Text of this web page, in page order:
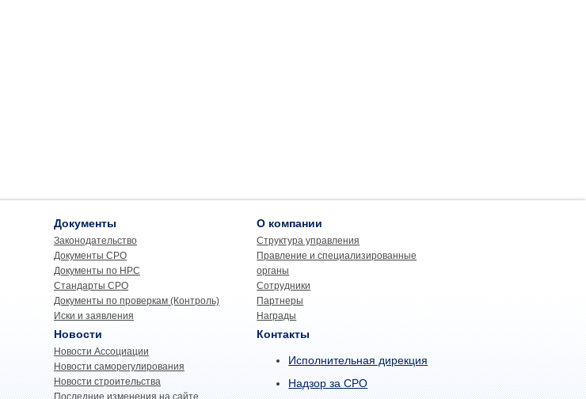
Документы
Законодательство
Документы СРО
Документы по НРС
Стандарты СРО
Документы по проверкам (Контроль)
Иски и заявления
Новости
Новости Ассоциации
Новости саморегулирования
Новости строительства
Последние изменения на сайте
О компании
Структура управления
Правление и специализированные
органы
Сотрудники
Партнеры
Награды
Контакты
Исполнительная дирекция
Надзор за СРО